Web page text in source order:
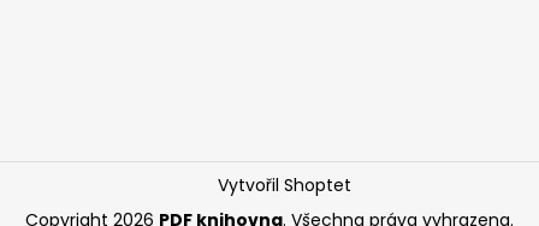
Vytvořil Shoptet
Copyright 2026 PDF knihovna. Všechna práva vyhrazena.